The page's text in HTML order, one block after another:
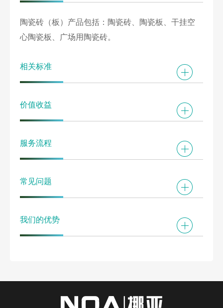
陶瓷砖（板）产品包括：陶瓷砖、陶瓷板、干挂空
心陶瓷板、广场用陶瓷砖。
相关标准
价值收益
服务流程
常见问题
我们的优势